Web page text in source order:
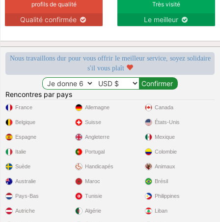
profils de qualité
Qualité confirmée
Très visité
Le meilleur
Nous travaillons dur pour vous offrir le meilleur service, soyez solidaire
s'il vous plaît
Rencontres par pays
France
Belgique
Espagne
Italie
Suède
Allemagne
Suisse
Angleterre
Portugal
Handicapés
Canada
États-Unis
Mexique
Colombie
Animaux
Australie
Pays-Bas
Autriche
Maroc
Tunisie
Algérie
Brésil
Philippines
Liban